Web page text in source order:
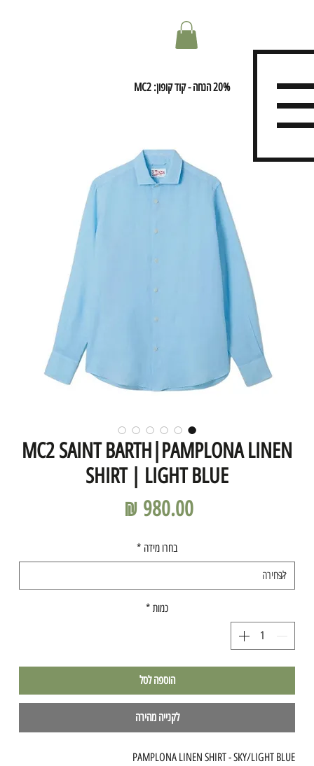
MC2 SAINT BARTH|PAMPLONA LINEN
SHIRT | LIGHT BLUE
בחרו מידה *
כמות *
הוספה לסל
לקנייה מהירה
PAMPLONA LINEN SHIRT - SKY/LIGHT BLUE
20% הנחה - קוד קופון: MC2